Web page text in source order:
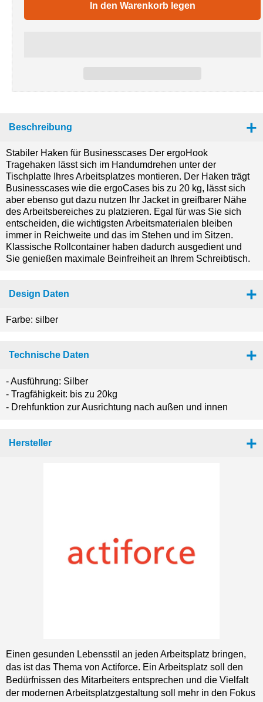
In den Warenkorb legen
Beschreibung
Stabiler Haken für Businesscases Der ergoHook
Tragehaken lässt sich im Handumdrehen unter der
Tischplatte Ihres Arbeitsplatzes montieren. Der Haken trägt
Businesscases wie die ergoCases bis zu 20 kg, lässt sich
aber ebenso gut dazu nutzen Ihr Jacket in greifbarer Nähe
des Arbeitsbereiches zu platzieren. Egal für was Sie sich
entscheiden, die wichtigsten Arbeitsmaterialen bleiben
immer in Reichweite und das im Stehen und im Sitzen.
Klassische Rollcontainer haben dadurch ausgedient und
Sie genießen maximale Beinfreiheit an Ihrem Schreibtisch.
Design Daten
Farbe: silber
Technische Daten
- Ausführung: Silber
- Tragfähigkeit: bis zu 20kg
- Drehfunktion zur Ausrichtung nach außen und innen
Hersteller
Einen gesunden Lebensstil an jeden Arbeitsplatz bringen,
das ist das Thema von Actiforce. Ein Arbeitsplatz soll den
Bedürfnissen des Mitarbeiters entsprechen und die Vielfalt
der modernen Arbeitsplatzgestaltung soll mehr in den Fokus